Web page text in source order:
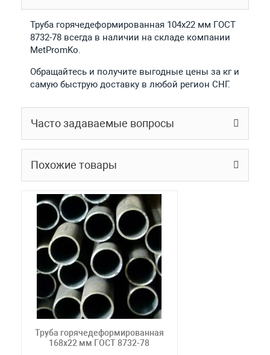
Труба горячедеформированная 104х22 мм ГОСТ
8732-78 всегда в наличии на складе компании
MetPromKo.
Обращайтесь и получите выгодные цены за кг и
самую быструю доставку в любой регион СНГ.
Часто задаваемые вопросы
Похожие товары
Труба горячедеформированная
168х22 мм ГОСТ 8732-78